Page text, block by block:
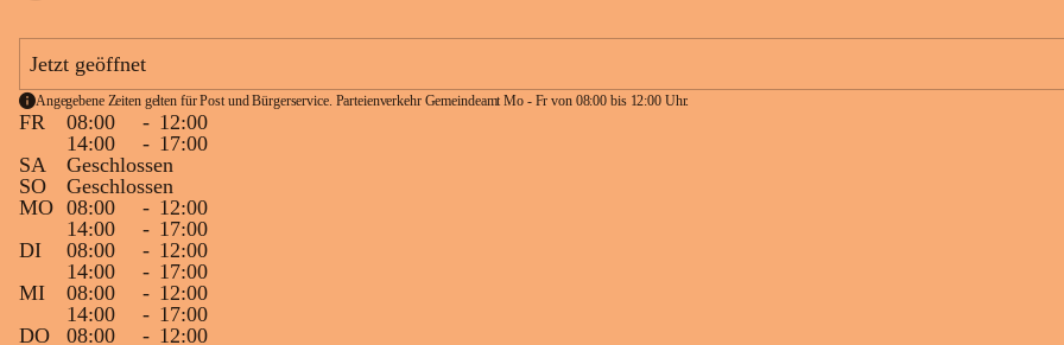
Jetzt geöffnet
Angegebene Zeiten gelten für Post und Bürgerservice. Parteienverkehr Gemeindeamt Mo - Fr von 08:00 bis 12:00 Uhr.
FR 08:00 - 12:00
14:00
- 17:00
SA
Geschlossen
SO
Geschlossen
MO 08:00 - 12:00
14:00
- 17:00
DI
08:00 - 12:00
14:00
- 17:00
MI
08:00 - 12:00
14:00
- 17:00
DO
08:00 - 12:00